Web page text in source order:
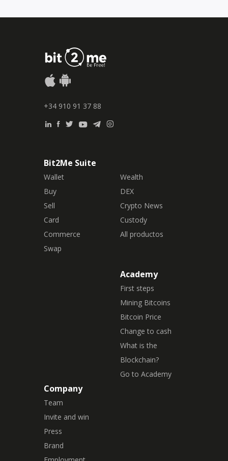
+34 910 91 37 88
Bit2Me Suite
Wallet
Buy
Sell
Card
Commerce
Swap
Wealth
DEX
Crypto News
Custody
All productos
Academy
First steps
Mining Bitcoins
Bitcoin Price
Change to cash
What is the
Blockchain?
Go to Academy
Company
Team
Invite and win
Press
Brand